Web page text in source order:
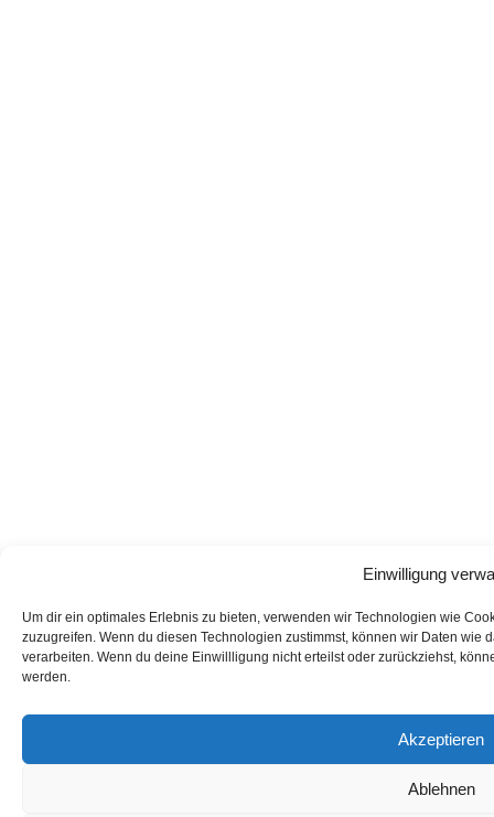
Einwilligung
Um dir ein optimales Erlebnis zu bieten, verwenden wir Technologien wie
zuzugreifen. Wenn du diesen Technologien zustimmst, können wir Daten wie
verarbeiten. Wenn du deine Einwillligung nicht erteilst oder zurückziehst,
werden.
Akzeptieren
Ablehnen